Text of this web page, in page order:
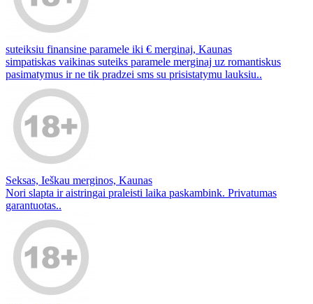
suteiksiu finansine paramele iki € merginaj, Kaunas
simpatiskas vaikinas suteiks paramele merginaj uz romantiskus
pasimatymus ir ne tik pradzei sms su prisistatymu lauksiu..
Seksas, Ieškau merginos, Kaunas
Nori slapta ir aistringai praleisti laika paskambink. Privatumas
garantuotas..